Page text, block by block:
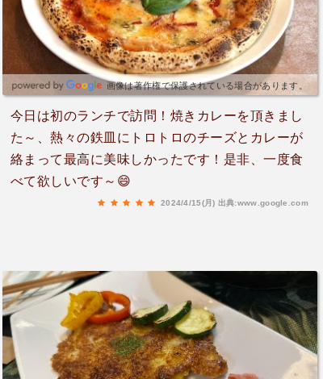
画像は著作権で保護されている場合があります。
今日は初のランチで訪問！焼きカレーを頂きまし
た～、熱々の鉄皿にトロトロのチーズとカレーが
絡まって最高に美味しかったです！是非、一度食
べて欲しいです～😄
2024/4/15(月) 出典:www.google.com